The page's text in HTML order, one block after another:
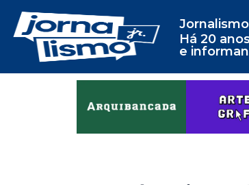
Há 20
e